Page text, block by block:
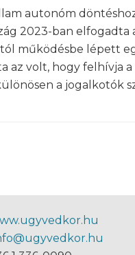
autonóm
2023-ban
működésbe lépett
az volt, hogy felhívja
a jogalkotók